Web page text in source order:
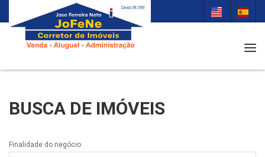
BUSCA DE IMÓVEIS
Finalidade do negócio